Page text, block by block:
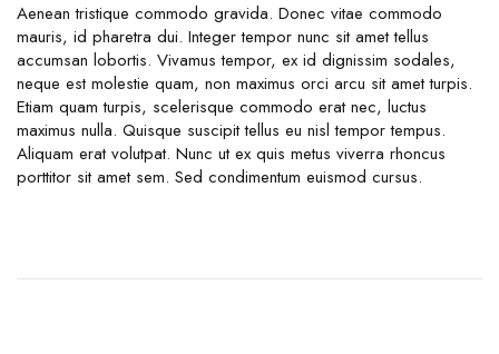
Aenean tristique commodo gravida. Donec vitae commodo
mauris, id pharetra dui. Integer tempor nunc sit amet tellus
accumsan lobortis. Vivamus tempor, ex id dignissim sodales,
neque est molestie quam, non maximus orci arcu sit amet turpis.
Etiam quam turpis, scelerisque commodo erat nec, luctus
maximus nulla. Quisque suscipit tellus eu nisl tempor tempus.
Aliquam erat volutpat. Nunc ut ex quis metus viverra rhoncus
porttitor sit amet sem. Sed condimentum euismod cursus.